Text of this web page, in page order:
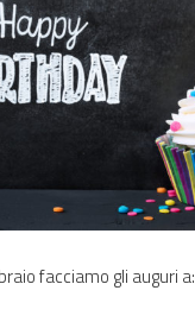
facciamo gli auguri a: